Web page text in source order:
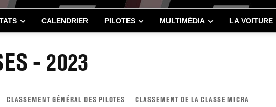
CALENDRIER PILOTES MULTIMÉDIA LA VOITURE
- 2023
CLASSEMENT GÉNÉRAL DES PILOTES
CLASSEMENT DE LA CLASSE MICRA